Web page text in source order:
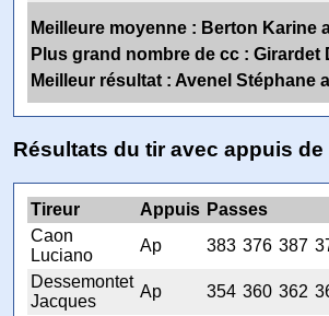
Meilleure moyenne : Berton Karine
Plus grand nombre de cc : Girardet
Meilleur résultat : Avenel Stéphane
Résultats du tir avec appuis
Tireur Appuis Passes
Caon
Luciano
Ap 383 376 387
Dessemontet
Jacques
Ap 354 360 362